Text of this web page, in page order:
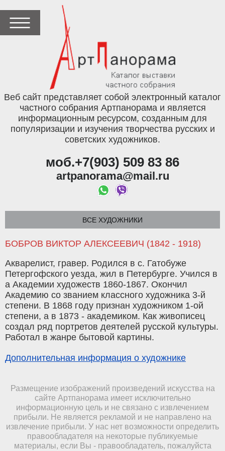
Веб сайт представляет собой электронный каталог
частного собрания Артпанорама и является
информационным ресурсом, созданным для
популяризации и изучения творчества русских и
советских художников.
моб.+7(903) 509 83 86
artpanorama@mail.ru
ВСЕ ХУДОЖНИКИ
БОБРОВ ВИКТОР АЛЕКСЕЕВИЧ (1842 - 1918)
Акварелист, гравер. Родился в с. Гатобуже
Петергофского уезда, жил в Петербурге. Учился в
а Академии художеств 1860-1867. Окончил
Академию со званием классного художника 3-й
степени. В 1868 году признан художником 1-ой
степени, а в 1873 - академиком. Как живописец
создал ряд портретов деятелей русской культуры.
Работал в жанре бытовой картины.
Дополнительная информация о художнике
Размещение изображений произведений искусства на
сайте Артпанорама имеет исключительно
информационную цель и не связано с извлечением
прибыли. Не является рекламой и не направлено на
извлечение прибыли. У нас нет возможности определить
правообладателя на некоторые публикуемые
материалы, если Вы - правообладатель, пожалуйста